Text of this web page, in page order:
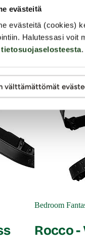
evästeitä
evästeitä (cookies)
Halutessasi voit
tietosuojaselosteesta.
välttämättömät
Bedroom
Rocco